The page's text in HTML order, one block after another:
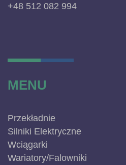
+48 512 082 994
MENU
Przekładnie
Silniki Elektryczne
Wciągarki
Wariatory/Falowniki